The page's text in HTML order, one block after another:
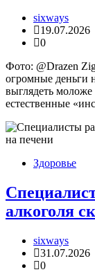
sixways
19.07.2026
0
Фото: @Drazen
огромные деньги
выглядеть моложе
естественные
Здоровье
алкоголя
sixways
31.07.2026
0